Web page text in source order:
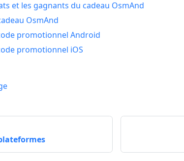
et les gagnants du cadeau OsmAnd
OsmAnd
promotionnel Android
promotionnel iOS